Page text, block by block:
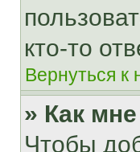
кто-то
Вернуться к
» Как
Чтобы